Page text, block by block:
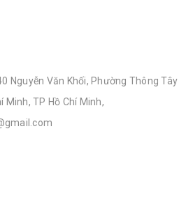
Nguyễn Văn Khối, Phường Thông Tây
Minh, TP Hồ Chí Minh,